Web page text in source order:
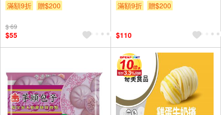
滿額9折
贈$200
$ 69
$55
滿額9折
贈$200
$110